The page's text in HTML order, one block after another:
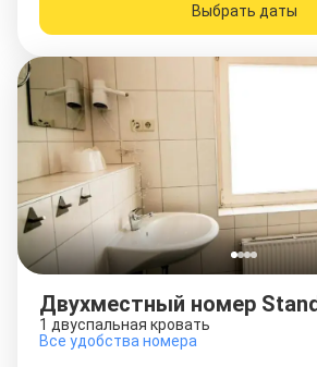
Выбрать даты
Двухместный номер
1 двуспальная кровать
Все удобства номера